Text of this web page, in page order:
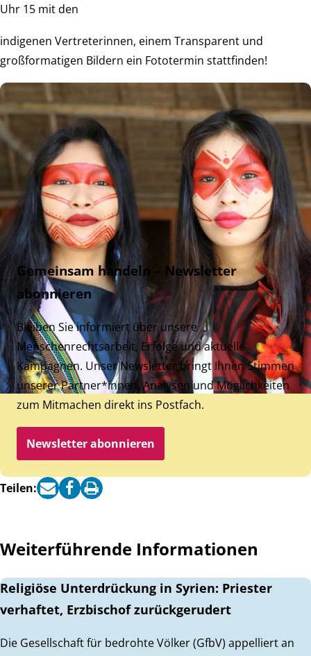
Uhr 15 mit den
indigenen Vertreterinnen, einem Transparent und
großformatigen Bildern ein Fototermin stattfinden!
Gemeinsam handeln – Newsletter
abonnieren
Bleiben Sie informiert über unsere
Menschenrechtsarbeit, Erfolge und aktuelle
Kampagnen. Unser Newsletter bringt Ihnen Stimmen
unserer Partner*innen, Analysen und Möglichkeiten
zum Mitmachen direkt ins Postfach.
Newsletter abonnieren
Teilen:
Weiterführende Informationen
Religiöse Unterdrückung in Syrien: Priester
verhaftet, Erzbischof zurückgerudert
Die Gesellschaft für bedrohte Völker (GfbV) appelliert an